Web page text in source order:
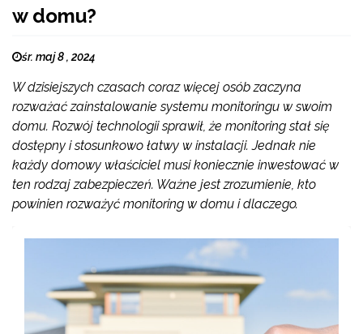
w domu?
śr. maj 8 , 2024
W dzisiejszych czasach coraz więcej osób zaczyna
rozważać zainstalowanie systemu monitoringu w swoim
domu. Rozwój technologii sprawił, że monitoring stał się
dostępny i stosunkowo łatwy w instalacji. Jednak nie
każdy domowy właściciel musi koniecznie inwestować w
ten rodzaj zabezpieczeń. Ważne jest zrozumienie, kto
powinien rozważyć monitoring w domu i dlaczego.